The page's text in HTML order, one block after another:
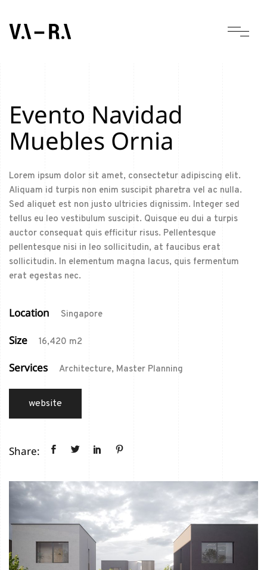
Evento Navidad
Muebles Ornia
Lorem ipsum dolor sit amet, consectetur adipiscing elit.
Aliquam id turpis non enim suscipit pharetra vel ac nulla.
Sed aliquet est non justo ultricies dignissim. Integer sed
tellus eu leo vestibulum suscipit. Quisque eu dui a turpis
auctor consequat quis efficitur risus. Pellentesque
pellentesque nisi in leo sollicitudin, at faucibus erat
sollicitudin. In elementum magna lacus, quis fermentum
erat egestas nec.
Location Singapore
Size 16,420 m2
Services Architecture, Master Planning
website
Share: